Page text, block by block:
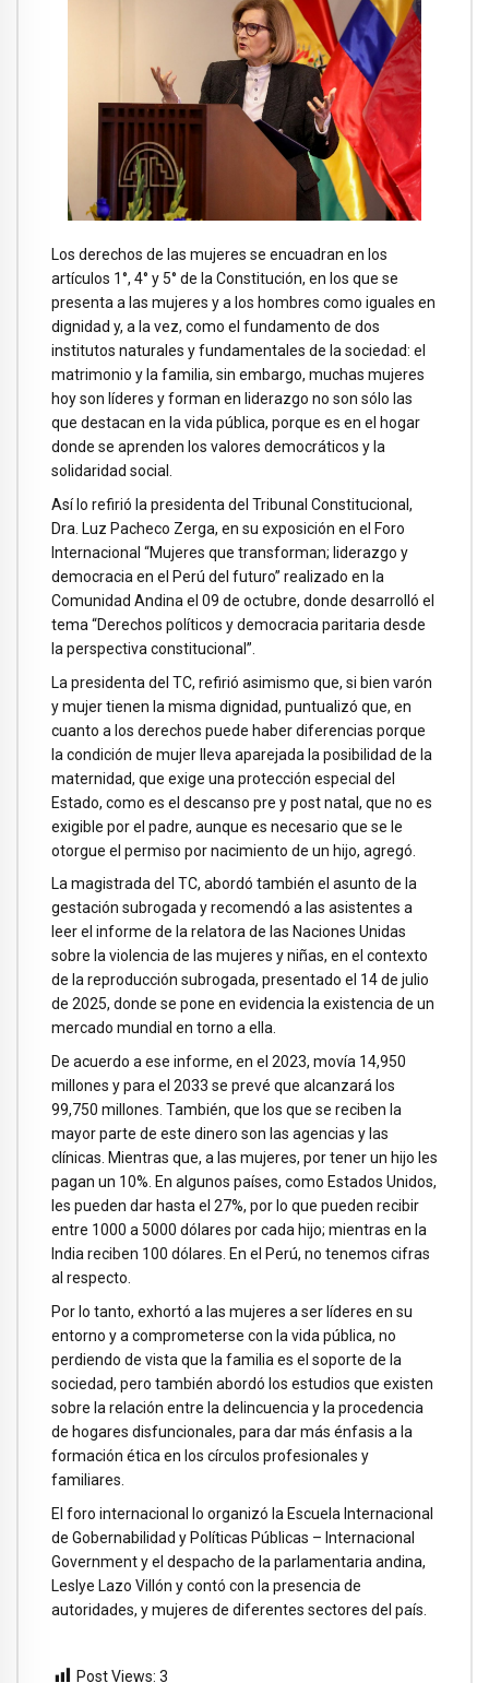
Los derechos de las mujeres se encuadran en los
artículos 1°, 4° y 5° de la Constitución, en los que se
presenta a las mujeres y a los hombres como iguales en
dignidad y, a la vez, como el fundamento de dos
institutos naturales y fundamentales de la sociedad: el
matrimonio y la familia, sin embargo, muchas mujeres
hoy son líderes y forman en liderazgo no son sólo las
que destacan en la vida pública, porque es en el hogar
donde se aprenden los valores democráticos y la
solidaridad social.
Así lo refirió la presidenta del Tribunal Constitucional,
Dra. Luz Pacheco Zerga, en su exposición en el Foro
Internacional “Mujeres que transforman; liderazgo y
democracia en el Perú del futuro” realizado en la
Comunidad Andina el 09 de octubre, donde desarrolló el
tema “Derechos políticos y democracia paritaria desde
la perspectiva constitucional”.
La presidenta del TC, refirió asimismo que, si bien varón
y mujer tienen la misma dignidad, puntualizó que, en
cuanto a los derechos puede haber diferencias porque
la condición de mujer lleva aparejada la posibilidad de la
maternidad, que exige una protección especial del
Estado, como es el descanso pre y post natal, que no es
exigible por el padre, aunque es necesario que se le
otorgue el permiso por nacimiento de un hijo, agregó.
La magistrada del TC, abordó también el asunto de la
gestación subrogada y recomendó a las asistentes a
leer el informe de la relatora de las Naciones Unidas
sobre la violencia de las mujeres y niñas, en el contexto
de la reproducción subrogada, presentado el 14 de julio
de 2025, donde se pone en evidencia la existencia de un
mercado mundial en torno a ella.
De acuerdo a ese informe, en el 2023, movía 14,950
millones y para el 2033 se prevé que alcanzará los
99,750 millones. También, que los que se reciben la
mayor parte de este dinero son las agencias y las
clínicas. Mientras que, a las mujeres, por tener un hijo les
pagan un 10%. En algunos países, como Estados Unidos,
les pueden dar hasta el 27%, por lo que pueden recibir
entre 1000 a 5000 dólares por cada hijo; mientras en la
India reciben 100 dólares. En el Perú, no tenemos cifras
al respecto.
Por lo tanto, exhortó a las mujeres a ser líderes en su
entorno y a comprometerse con la vida pública, no
perdiendo de vista que la familia es el soporte de la
sociedad, pero también abordó los estudios que existen
sobre la relación entre la delincuencia y la procedencia
de hogares disfuncionales, para dar más énfasis a la
formación ética en los círculos profesionales y
familiares.
El foro internacional lo organizó la Escuela Internacional
de Gobernabilidad y Políticas Públicas – Internacional
Government y el despacho de la parlamentaria andina,
Leslye Lazo Villón y contó con la presencia de
autoridades, y mujeres de diferentes sectores del país.
Post Views: 3